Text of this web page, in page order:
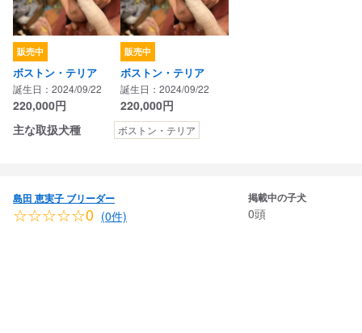
販売中
ボストン・テリア
誕生日：2024/09/22
220,000円
販売中
ボストン・テリア
誕生日：2024/09/22
220,000円
主な取扱犬種
ボストン・テリア
島田 恵実子 ブリーダー
☆☆☆☆☆0 (0件)
掲載中の子犬
0頭